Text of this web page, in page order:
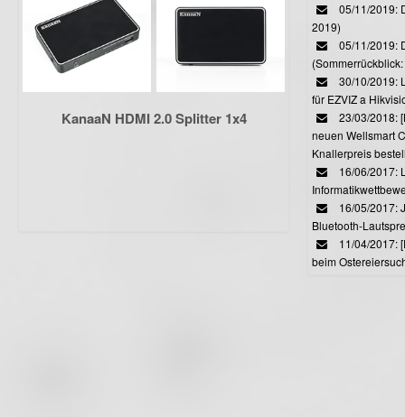
KanaaN HDMI 2.0 Splitter 1x4
05/11/2019:
2019)
05/11/2019:
30/10/2019:
für EZVIZ a
23/03/2018:
neuen Wellsmart
Knallerpreis
16/06/2017:
16/05/2017:
Bluetooth-
11/04/2017:
beim